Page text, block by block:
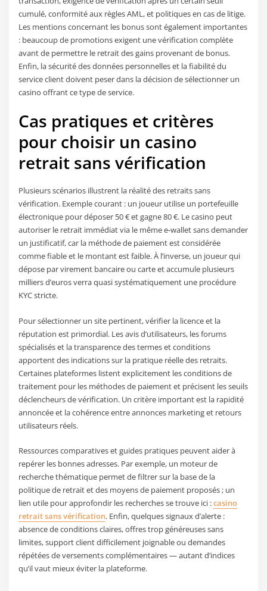
cumulé, conformité aux règles AML, et politiques en cas de litige.
Les mentions concernant les bonus sont également importantes
: beaucoup de promotions exigent une vérification complète
avant de permettre le retrait des gains provenant de bonus.
Enfin, la sécurité des données personnelles et la fiabilité du
service client doivent peser dans la décision de sélectionner un
casino offrant ce type de service.
Cas pratiques et critères
pour choisir un casino
retrait sans vérification
Plusieurs scénarios illustrent la réalité des retraits sans
vérification. Exemple courant : un joueur utilise un portefeuille
électronique pour déposer 50 € et gagne 80 €. Le casino peut
autoriser le retrait immédiat via le même e-wallet sans demander
un justificatif, car la méthode de paiement est considérée
comme fiable et le montant est faible. À l’inverse, un joueur qui
dépose par virement bancaire ou carte et accumule plusieurs
milliers d’euros verra quasi systématiquement une procédure
KYC stricte.
Pour sélectionner un site pertinent, vérifier la licence et la
réputation est primordial. Les avis d’utilisateurs, les forums
spécialisés et la transparence des termes et conditions
apportent des indications sur la pratique réelle des retraits.
Certaines plateformes listent explicitement les conditions de
traitement pour les méthodes de paiement et précisent les seuils
déclencheurs de vérification. Un critère important est la rapidité
annoncée et la cohérence entre annonces marketing et retours
utilisateurs réels.
Ressources comparatives et guides pratiques peuvent aider à
repérer les bonnes adresses. Par exemple, un moteur de
recherche thématique permet de filtrer sur la base de la
politique de retrait et des moyens de paiement proposés ; un
lien utile pour approfondir les recherches se trouve ici :casino
retrait sans vérification. Enfin, quelques signaux d’alerte :
absence de conditions claires, offres trop généreuses sans
limites, support client difficilement joignable ou demandes
répétées de versements complémentaires — autant d’indices
qu’il vaut mieux éviter la plateforme.